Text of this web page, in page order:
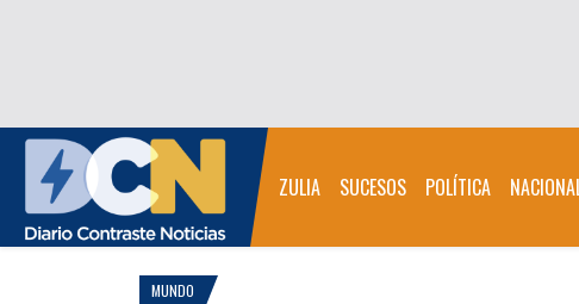
ZULIA SUCESOS POLÍTICA
MUNDO